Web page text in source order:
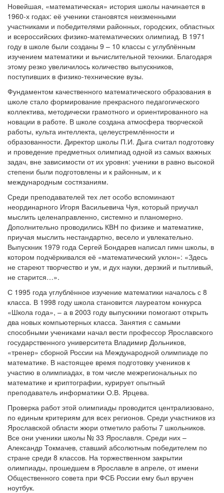
Новейшая, «математическая» история школы начинается в
1960-х годах: её ученики становятся неизменными
участниками и победителями районных, городских, областных
и всероссийских физико-математических олимпиад. В 1971
году в школе были созданы 9 – 10 классы с углублённым
изучением математики и вычислительной техники. Благодаря
этому резко увеличилось количество выпускников,
поступивших в физико-технические вузы.
Фундаментом качественного математического образования в
школе стало формирование прекрасного педагогического
коллектива, методически грамотного и ориентированного на
новации в работе. В школе создана атмосфера творческой
работы, культа интеллекта, целеустремлённости и
образованности. Директор школы П.И. Дыга считал подготовку
и проведение предметных олимпиад одной из самых важных
задач, вне зависимости от их уровня: ученики в равно высокой
степени были подготовлены и к районным, и к
международным состязаниям.
Среди преподавателей тех лет особо вспоминают
неординарного Игоря Васильевича Чуя, который приучал
мыслить целенаправленно, системно и планомерно.
Дополнительно проводились КВН по физике и математике,
приучая мыслить нестандартно, весело и увлекательно.
Выпускник 1979 года Сергей Бондарев написал гимн школы, в
котором подчёркивался её «математический уклон»: «Здесь
не стареют творчество и ум, и дух науки, дерзкий и пытливый,
не старится…».
С 1995 года углублённое изучение математики началось с 8
класса. В 1998 году школа становится лауреатом конкурса
«Школа года», – а в 2003 году выпускники помогают открыть
два новых компьютерных класса. Занятия с самыми
способными учениками начал вести профессор Ярославского
государственного университета Владимир Дольников,
«тренер» сборной России на Международной олимпиаде по
математике. В настоящее время подготовку учеников к
участию в олимпиадах, в том числе межрегиональных по
математике и криптографии, курирует опытный
преподаватель информатики О.В. Ярцева.
Проверка работ этой олимпиады проводится централизовано,
по единым критериям для всех регионов. Среди участников из
Ярославской области жюри отметило работы 7 школьников.
Все они ученики школы № 33 Ярославля. Среди них –
Александр Токмачев, ставший абсолютным победителем по
стране среди 8 классов. На торжественном закрытии
олимпиады, прошедшем в Ярославле в апреле, от имени
Общественного совета при ФСБ России ему был вручен
ноутбук.